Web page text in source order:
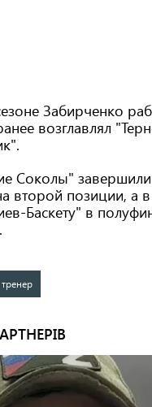
Забирченко
возглавлял
Соколы"
второй позиции, а
Баскету" в
тренер